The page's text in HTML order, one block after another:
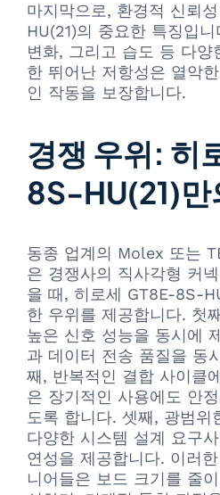
마지막으로, 환경적 신뢰
HU(21)의 중요한 특징입
변화, 그리고 습도 등 다양
한 뛰어난 저항성은 열악
인 작동을 보장합니다.
경쟁 우위: 히
8S-HU(21)만
동종 업계의 Molex 또는
은 경쟁사의 직사각형 커
을 때, 히로세 GT8E-8S-
한 우위를 제공합니다. 첫
높은 신호 성능을 동시에
과 데이터 전송 품질을 동
째, 반복적인 결합 사이클
은 장기적인 사용에도 안
도록 합니다. 셋째, 광범위
다양한 시스템 설계 요구
연성을 제공합니다. 이러
니어들은 보드 크기를 줄